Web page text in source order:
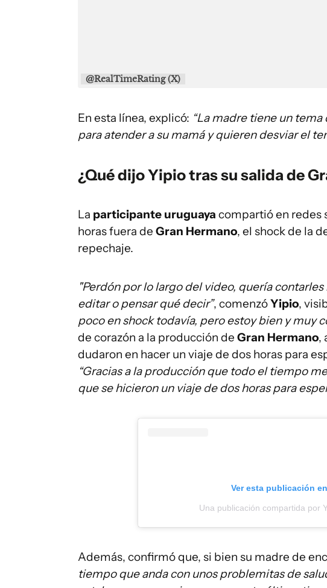
@RealTimeRating (X)
En esta línea, explicó: “La madre tiene un
para atender a su mamá y quieren desviar el
¿Qué dijo Yipio tras su salida de
La participante uruguaya compartió en redes
horas fuera de Gran Hermano, el shock de la
repechaje.
"Perdón por lo largo del video, quería
editar o pensar qué decir”, comenzóYipio,
poco en shock todavía, pero estoy bien y muy
de corazón a la producción de Gran Hermano,
dudaron en hacer un viaje de dos horas para
“Gracias a la producción que todo el tiempo
que se hicieron un viaje de dos horas para
Ver esta publicación
Una publicación compartida por
Además, confirmó que, si bien su madre de
tiempo que anda con unos problemitas de